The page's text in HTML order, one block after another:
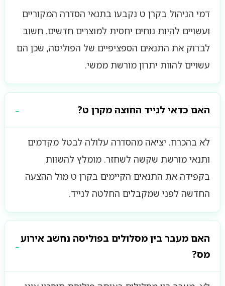
דמי הניהול בקרן ט נקבעו בתנאי הסדרה המקוריים
ועשויים להיות נוחים יחסית למוצרים חדשים. חשוב
לבדוק את התנאים הספציפיים של הפוליסה, שכן הם
עשויים להוות יתרון מורשת ממשי.
האם כדאי לנייד החוצה מקרן ט?
לא בהכרח. יציאה מהסדרה עלולה לבטל מקדמים
ותנאי מורשת שקשה לשחזר. מומלץ להשוות
בקפידה את התנאים הקיימים בקרן ט מול ההצעה
החדשה לפני שמקבלים החלטה לנייד.
האם מעבר בין מסלולים בפוליסה נחשב אירוע
מס?